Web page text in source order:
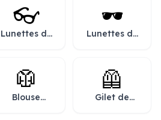
👓
Lunettes de
🕶️
Lunettes de
🥼
Blouse
🦺
Gilet de